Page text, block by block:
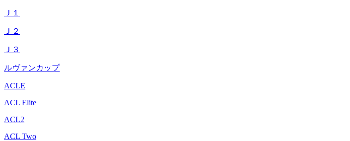
Ｊ１
Ｊ２
Ｊ３
ルヴァンカップ
ACLE
ACL Elite
ACL2
ACL Two